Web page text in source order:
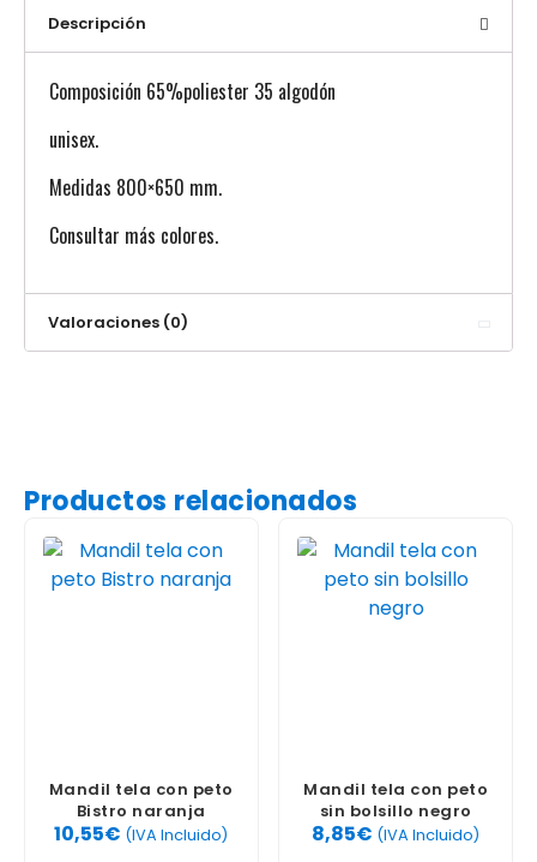
Descripción
Composición 65%poliester 35 algodón
unisex.
Medidas 800×650 mm.
Consultar más colores.
Valoraciones (0)
Productos relacionados
Mandil tela con peto
Bistro naranja
10,55€ (IVA Incluido)
Mandil tela con peto
sin bolsillo negro
8,85€ (IVA Incluido)